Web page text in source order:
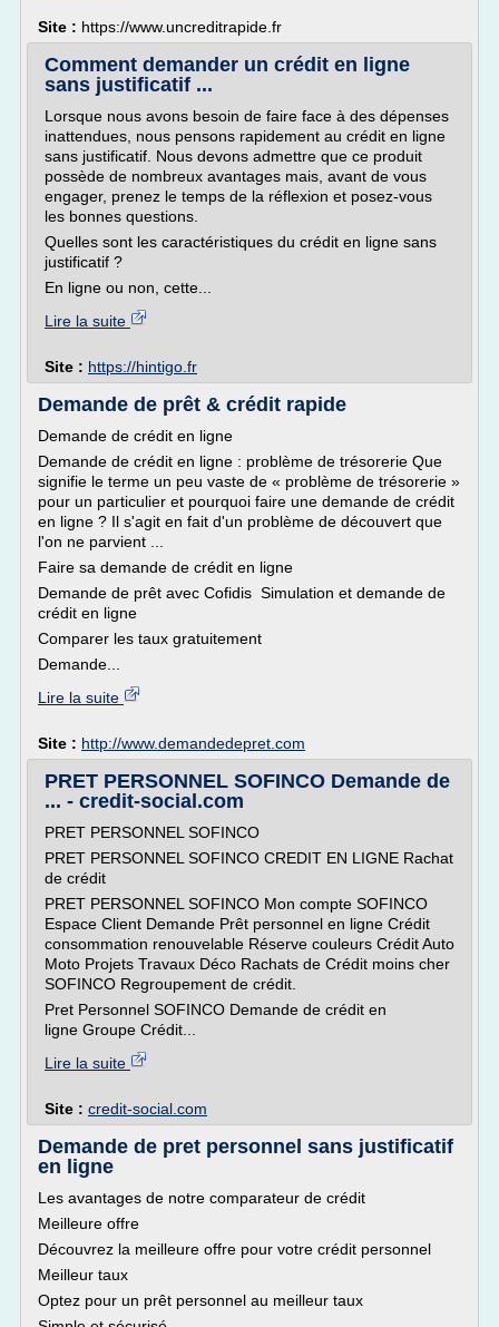
Site : https://www.uncreditrapide.fr
Comment demander un crédit en ligne
sans justificatif ...
Lorsque nous avons besoin de faire face à des dépenses
inattendues, nous pensons rapidement au crédit en ligne
sans justificatif. Nous devons admettre que ce produit
possède de nombreux avantages mais, avant de vous
engager, prenez le temps de la réflexion et posez-vous
les bonnes questions.
Quelles sont les caractéristiques du crédit en ligne sans
justificatif ?
En ligne ou non, cette...
Lire la suite
Site : https://hintigo.fr
Demande de prêt & crédit rapide
Demande de crédit en ligne
Demande de crédit en ligne : problème de trésorerie Que
signifie le terme un peu vaste de « problème de trésorerie »
pour un particulier et pourquoi faire une demande de crédit
en ligne ? Il s'agit en fait d'un problème de découvert que
l'on ne parvient ...
Faire sa demande de crédit en ligne
Demande de prêt avec Cofidis Simulation et demande de
crédit en ligne
Comparer les taux gratuitement
Demande...
Lire la suite
Site : http://www.demandedepret.com
PRET PERSONNEL SOFINCO Demande de
... - credit-social.com
PRET PERSONNEL SOFINCO
PRET PERSONNEL SOFINCO CREDIT EN LIGNE Rachat
de crédit
PRET PERSONNEL SOFINCO Mon compte SOFINCO
Espace Client Demande Prêt personnel en ligne Crédit
consommation renouvelable Réserve couleurs Crédit Auto
Moto Projets Travaux Déco Rachats de Crédit moins cher
SOFINCO Regroupement de crédit.
Pret Personnel SOFINCO Demande de crédit en
ligne Groupe Crédit...
Lire la suite
Site : credit-social.com
Demande de pret personnel sans justificatif
en ligne
Les avantages de notre comparateur de crédit
Meilleure offre
Découvrez la meilleure offre pour votre crédit personnel
Meilleur taux
Optez pour un prêt personnel au meilleur taux